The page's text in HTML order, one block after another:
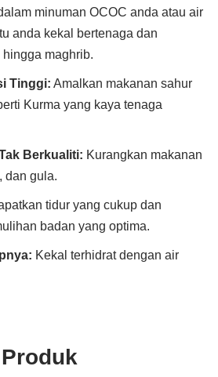
minuman OCOC anda atau air
anda kekal bertenaga dan
maghrib.
Tinggi: Amalkan makanan sahur
Kurma yang kaya tenaga
Berkualiti: Kurangkan makanan
dan gula.
tidur yang cukup dan
badan yang optima.
Kekal terhidrat dengan air